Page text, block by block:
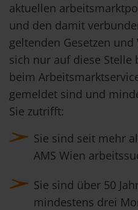
aktuellen
und den damit
geltenden Gesetzen
sich nur auf diese Stelle
beim
gemeldet sind und
Sie zutrifft:
Sie sind seit mehr
AMS Wien
Sie sind über 50
mindestens drei